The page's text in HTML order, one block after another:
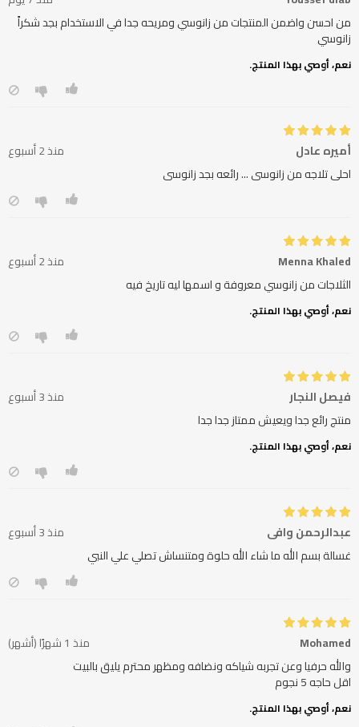
من احسن واضمن المنتجات من زانوسي ومريحه جدا في الاستخدام بجد شكراً
زانوسي
نعم، أوصي بهذا المنتج.
أميره عادل
منذ 2 أسبوع
احلى تلاجه من زانوسى ... رائعه بجد زانوسى
Menna Khaled
منذ 2 أسبوع
الثلاجات من زانوسي معروفة و اسمها ليه تاريخ فيه
نعم، أوصي بهذا المنتج.
فيصل النجار
منذ 3 أسبوع
منتج رائع جدا ويعيش ممتاز جدا جدا
نعم، أوصي بهذا المنتج.
عبدالرحمن وافي
منذ 3 أسبوع
غسالة بسم الله ما شاء الله حلوة ومتنساش تصلي علي النبي
Mohamed
منذ 1 شهرًا (أشهر)
اقل حاجه 5 نجوم
نعم، أوصي بهذا المنتج.